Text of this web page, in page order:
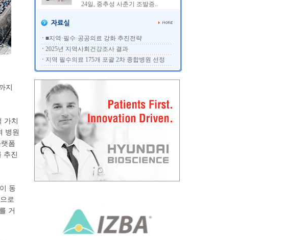
지
가치
병원
폼
추진
동
로
거
24일, 중추성 사춘기 조발증..
■지역·필수·공공의료 강화 추진전략
2025년 지역사회건강조사 결과
지역 필수의료 175개 포괄 2차 종합병원 선정